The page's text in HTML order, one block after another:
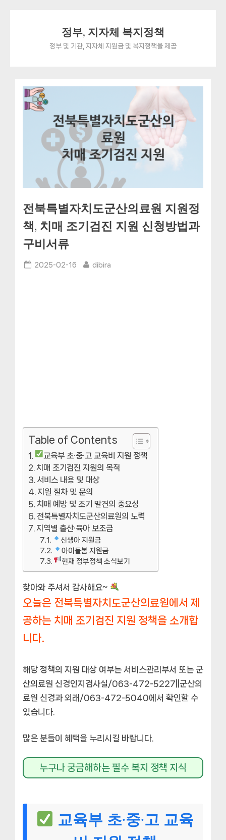
정부, 지자체 복지정책
정부 및 기관, 지자체 지원금 및 복지정책을 제공
전북특별자치도군산의료원 지원정
책, 치매 조기검진 지원 신청방법과
구비서류
Posted
2025-02-16 By
dibira
Table of Contents
교육부 초·중·고 교육비 지원 정책
치매 조기검진 지원의 목적
서비스 내용 및 대상
지원 절차 및 문의
치매 예방 및 조기 발견의 중요성
전북특별자치도군산의료원의 노력
지역별 출산·육아 보조금
신생아 지원금
아이돌봄 지원금
현재 정부정책 소식보기
찾아와 주셔서 감사해요~
오늘은 전북특별자치도군산의료원에서 제
공하는 치매 조기검진 지원 정책을 소개합
니다.
해당 정책의 지원 대상 여부는 서비스관리부서 또는 군
산의료원 신경인지검사실/063-472-5227||군산의
료원 신경과 외래/063-472-5040에서 확인할 수
있습니다.
많은 분들이 혜택을 누리시길 바랍니다.
누구나 궁금해하는 필수 복지 정책 지식
교육부 초·중·고 교육